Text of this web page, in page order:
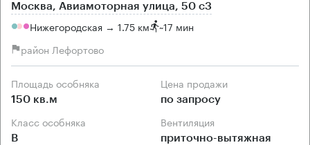
Москва, Авиамоторная улица, 50 с3
Нижегородская → 1.75 км ~17 мин
район Лефортово
Площадь особняка
150 кв.м
Цена продажи
по запросу
Класс особняка
B
Вентиляция
приточно-вытяжная